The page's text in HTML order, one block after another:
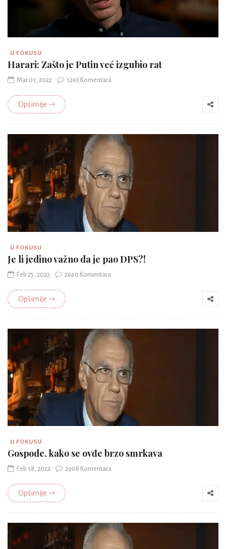
U FOKUSU
Harari: Zašto je Putin već izgubio rat
Mar 03, 2022 1265 Komentara
Opširnije ⇾
U FOKUSU
Je li jedino važno da je pao DPS?!
Feb 25, 2022 2660 Komentara
Opširnije ⇾
U FOKUSU
Gospode, kako se ovđe brzo smrkava
Feb 18, 2022 2908 Komentara
Opširnije ⇾